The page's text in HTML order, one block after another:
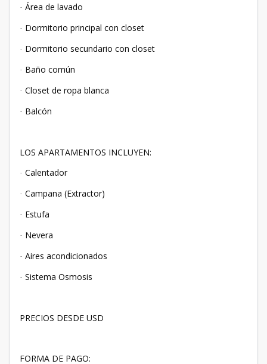
· Área de lavado
· Dormitorio principal con closet
· Dormitorio secundario con closet
· Baño común
· Closet de ropa blanca
· Balcón
LOS APARTAMENTOS INCLUYEN:
· Calentador
· Campana (Extractor)
· Estufa
· Nevera
· Aires acondicionados
· Sistema Osmosis
PRECIOS DESDE USD
FORMA DE PAGO: